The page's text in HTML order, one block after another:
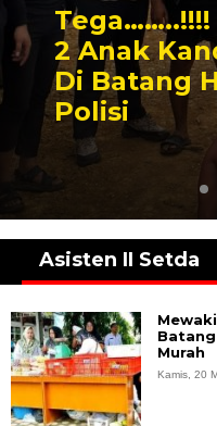
2 Anak
Di Batang
Polisi
Asisten II Setda
Murah
Kamis, 20